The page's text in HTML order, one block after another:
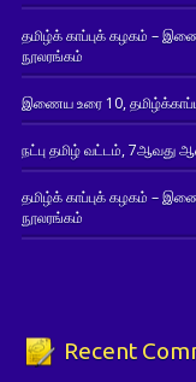
தமிழ்க் காப்புக் கழகம் –
நூலரங்கம்
இணைய உரை 10,
நட்பு தமிழ் வட்டம், 7ஆவது
தமிழ்க் காப்புக் கழகம் –
நூலரங்கம்
Recent